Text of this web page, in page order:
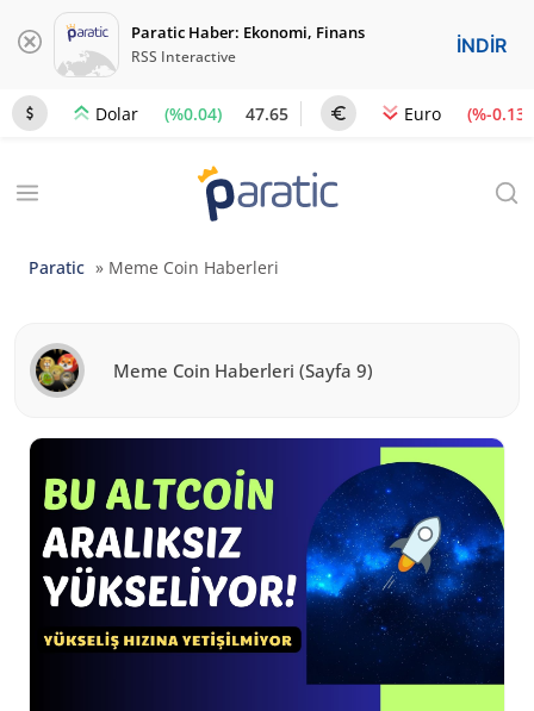
Paratic Haber: Ekonomi, Finans
RSS Interactive İNDİR
Dolar (%0.04) 47.65 Euro (%-0.13)
Paratic » Meme Coin Haberleri
Meme Coin Haberleri(Sayfa 9)